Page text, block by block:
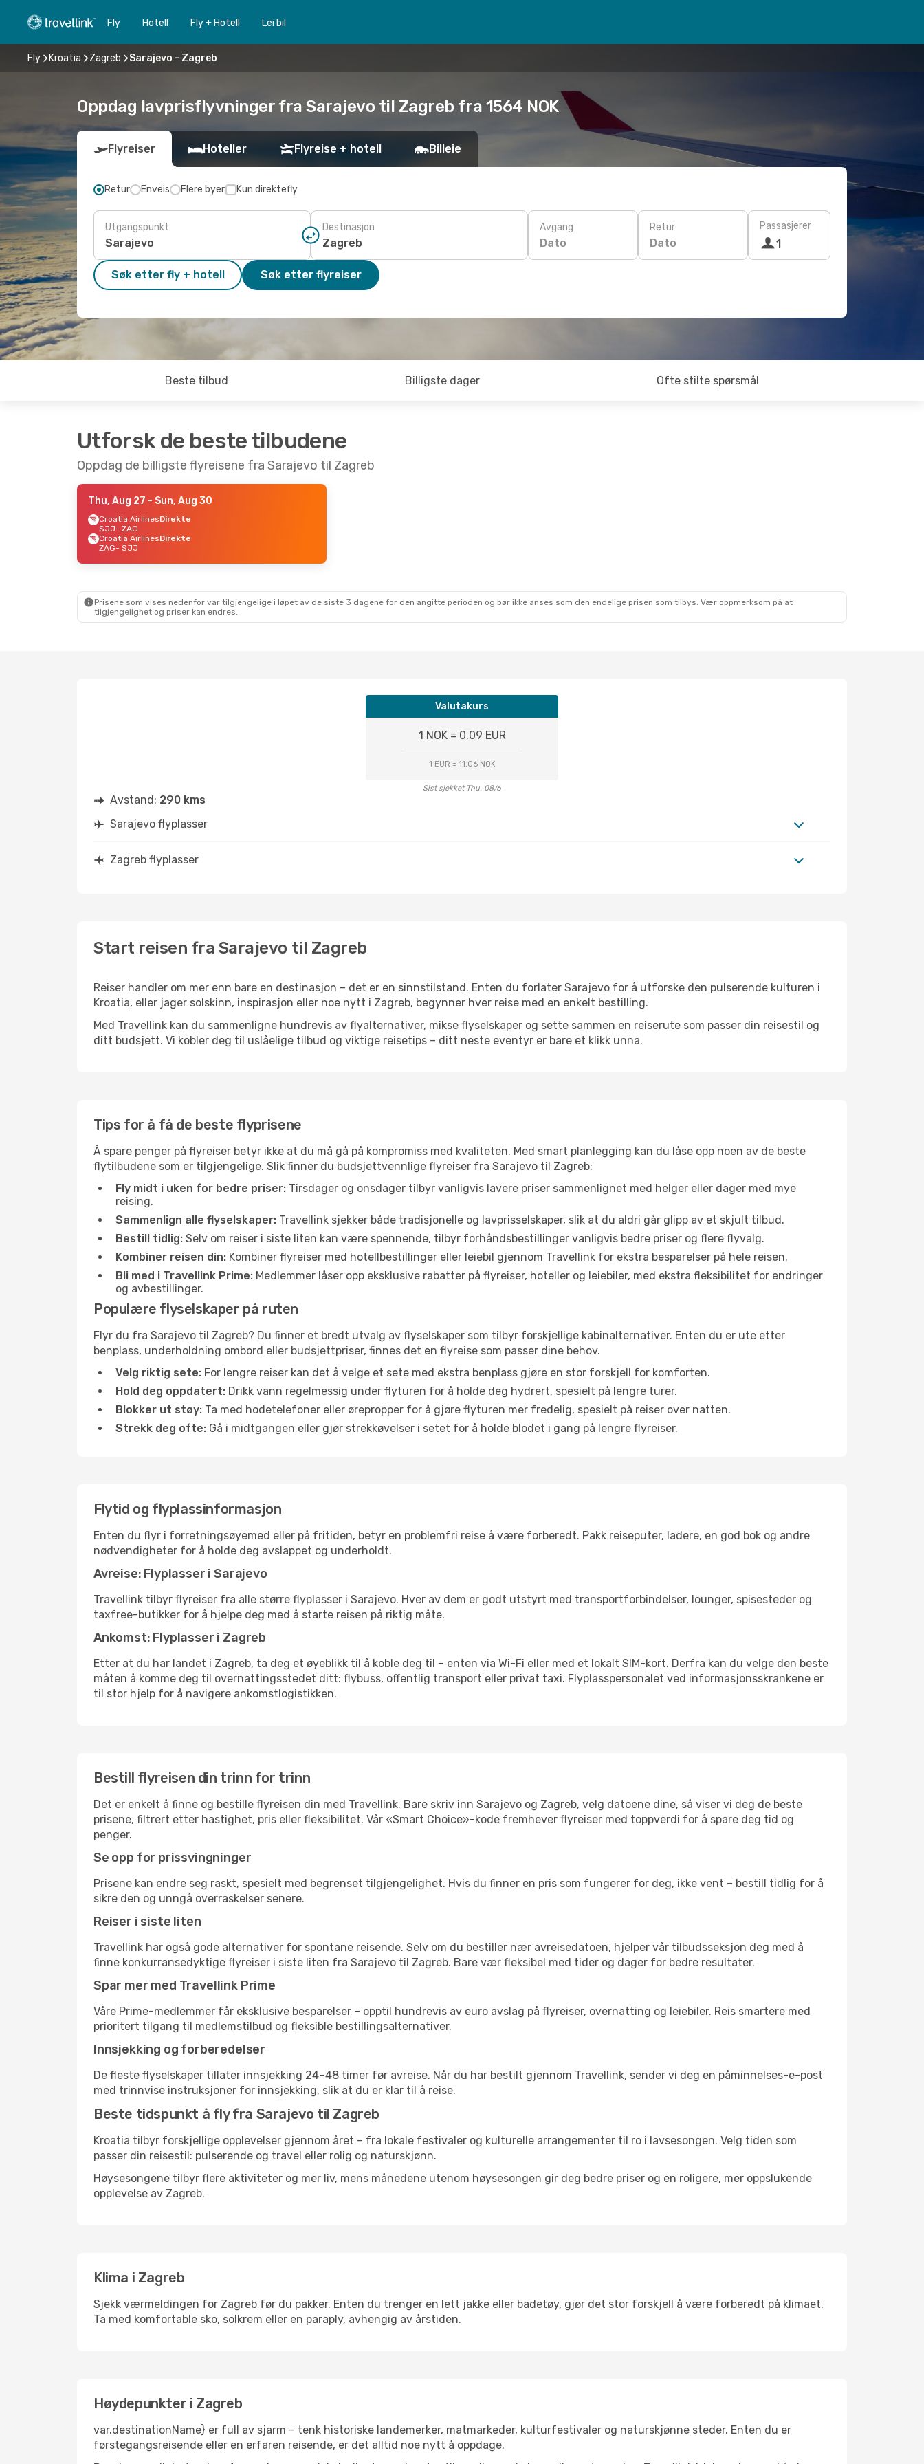
Fly Hotell Fly + Hotell Lei bil
Fly Kroatia Zagreb Sarajevo - Zagreb
Oppdag lavprisflyvninger fra Sarajevo til Zagreb fra 1564 NOK
Flyreiser Hoteller Flyreise + hotell Billeie
Retur Enveis Flere byer Kun direktefly
Utgangspunkt Destinasjon Avgang
Dato
Retur
Dato
Passasjerer
1
Søk etter fly + hotell Søk etter flyreiser
Beste tilbud Billigste dager Ofte stilte spørsmål
Utforsk de beste tilbudene
Oppdag de billigste flyreisene fra Sarajevo til Zagreb
Thu, Aug 27 - Sun, Aug 30
Croatia AirlinesDirekte
SJJ- ZAG
Croatia AirlinesDirekte
ZAG- SJJ
Prisene som vises nedenfor var tilgjengelige i løpet av de siste 3 dagene for den angitte perioden og bør ikke anses som den endelige prisen som tilbys. Vær oppmerksom på at
tilgjengelighet og priser kan endres.
Valutakurs
1 NOK = 0.09 EUR
1 EUR = 11.06 NOK
Sist sjekket Thu, 08/6
Avstand: 290 kms
Sarajevo flyplasser
Zagreb flyplasser
Start reisen fra Sarajevo til Zagreb
Reiser handler om mer enn bare en destinasjon – det er en sinnstilstand. Enten du forlater Sarajevo for å utforske den pulserende kulturen i
Kroatia, eller jager solskinn, inspirasjon eller noe nytt i Zagreb, begynner hver reise med en enkelt bestilling.
Med Travellink kan du sammenligne hundrevis av flyalternativer, mikse flyselskaper og sette sammen en reiserute som passer din reisestil og
ditt budsjett. Vi kobler deg til uslåelige tilbud og viktige reisetips – ditt neste eventyr er bare et klikk unna.
Tips for å få de beste flyprisene
Å spare penger på flyreiser betyr ikke at du må gå på kompromiss med kvaliteten. Med smart planlegging kan du låse opp noen av de beste
flytilbudene som er tilgjengelige. Slik finner du budsjettvennlige flyreiser fra Sarajevo til Zagreb:
Fly midt i uken for bedre priser: Tirsdager og onsdager tilbyr vanligvis lavere priser sammenlignet med helger eller dager med mye
reising.
Sammenlign alle flyselskaper: Travellink sjekker både tradisjonelle og lavprisselskaper, slik at du aldri går glipp av et skjult tilbud.
Bestill tidlig: Selv om reiser i siste liten kan være spennende, tilbyr forhåndsbestillinger vanligvis bedre priser og flere flyvalg.
Kombiner reisen din: Kombiner flyreiser med hotellbestillinger eller leiebil gjennom Travellink for ekstra besparelser på hele reisen.
Bli med i Travellink Prime: Medlemmer låser opp eksklusive rabatter på flyreiser, hoteller og leiebiler, med ekstra fleksibilitet for endringer
og avbestillinger.
Populære flyselskaper på ruten
Flyr du fra Sarajevo til Zagreb? Du finner et bredt utvalg av flyselskaper som tilbyr forskjellige kabinalternativer. Enten du er ute etter
benplass, underholdning ombord eller budsjettpriser, finnes det en flyreise som passer dine behov.
Velg riktig sete: For lengre reiser kan det å velge et sete med ekstra benplass gjøre en stor forskjell for komforten.
Hold deg oppdatert: Drikk vann regelmessig under flyturen for å holde deg hydrert, spesielt på lengre turer.
Blokker ut støy: Ta med hodetelefoner eller ørepropper for å gjøre flyturen mer fredelig, spesielt på reiser over natten.
Strekk deg ofte: Gå i midtgangen eller gjør strekkøvelser i setet for å holde blodet i gang på lengre flyreiser.
Flytid og flyplassinformasjon
Enten du flyr i forretningsøyemed eller på fritiden, betyr en problemfri reise å være forberedt. Pakk reiseputer, ladere, en god bok og andre
nødvendigheter for å holde deg avslappet og underholdt.
Avreise: Flyplasser i Sarajevo
Travellink tilbyr flyreiser fra alle større flyplasser i Sarajevo. Hver av dem er godt utstyrt med transportforbindelser, lounger, spisesteder og
taxfree-butikker for å hjelpe deg med å starte reisen på riktig måte.
Ankomst: Flyplasser i Zagreb
Etter at du har landet i Zagreb, ta deg et øyeblikk til å koble deg til – enten via Wi-Fi eller med et lokalt SIM-kort. Derfra kan du velge den beste
måten å komme deg til overnattingsstedet ditt: flybuss, offentlig transport eller privat taxi. Flyplasspersonalet ved informasjonsskrankene er
til stor hjelp for å navigere ankomstlogistikken.
Bestill flyreisen din trinn for trinn
Det er enkelt å finne og bestille flyreisen din med Travellink. Bare skriv inn Sarajevo og Zagreb, velg datoene dine, så viser vi deg de beste
prisene, filtrert etter hastighet, pris eller fleksibilitet. Vår «Smart Choice»-kode fremhever flyreiser med toppverdi for å spare deg tid og
penger.
Se opp for prissvingninger
Prisene kan endre seg raskt, spesielt med begrenset tilgjengelighet. Hvis du finner en pris som fungerer for deg, ikke vent – bestill tidlig for å
sikre den og unngå overraskelser senere.
Reiser i siste liten
Travellink har også gode alternativer for spontane reisende. Selv om du bestiller nær avreisedatoen, hjelper vår tilbudsseksjon deg med å
finne konkurransedyktige flyreiser i siste liten fra Sarajevo til Zagreb. Bare vær fleksibel med tider og dager for bedre resultater.
Spar mer med Travellink Prime
Våre Prime-medlemmer får eksklusive besparelser – opptil hundrevis av euro avslag på flyreiser, overnatting og leiebiler. Reis smartere med
prioritert tilgang til medlemstilbud og fleksible bestillingsalternativer.
Innsjekking og forberedelser
De fleste flyselskaper tillater innsjekking 24–48 timer før avreise. Når du har bestilt gjennom Travellink, sender vi deg en påminnelses-e-post
med trinnvise instruksjoner for innsjekking, slik at du er klar til å reise.
Beste tidspunkt å fly fra Sarajevo til Zagreb
Kroatia tilbyr forskjellige opplevelser gjennom året – fra lokale festivaler og kulturelle arrangementer til ro i lavsesongen. Velg tiden som
passer din reisestil: pulserende og travel eller rolig og naturskjønn.
Høysesongene tilbyr flere aktiviteter og mer liv, mens månedene utenom høysesongen gir deg bedre priser og en roligere, mer oppslukende
opplevelse av Zagreb.
Klima i Zagreb
Sjekk værmeldingen for Zagreb før du pakker. Enten du trenger en lett jakke eller badetøy, gjør det stor forskjell å være forberedt på klimaet.
Ta med komfortable sko, solkrem eller en paraply, avhengig av årstiden.
Høydepunkter i Zagreb
var.destinationName} er full av sjarm – tenk historiske landemerker, matmarkeder, kulturfestivaler og naturskjønne steder. Enten du er
førstegangsreisende eller en erfaren reisende, er det alltid noe nytt å oppdage.